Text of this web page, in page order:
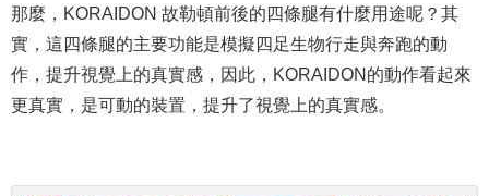
那麼，KORAIDON 故勒頓前後的四條腿有什麼用途呢？其
實，這四條腿的主要功能是模擬四足生物行走與奔跑的動
作，提升視覺上的真實感，因此，KORAIDON的動作看起來
更真實，是可動的裝置，提升了視覺上的真實感。